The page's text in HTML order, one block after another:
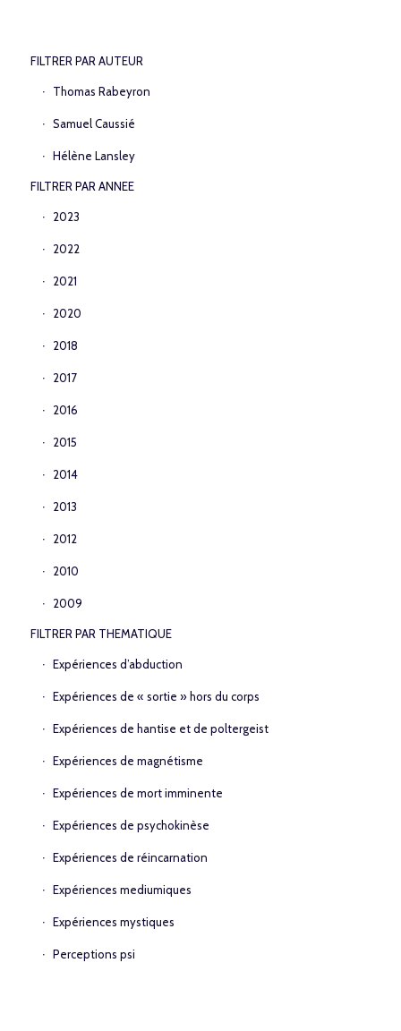
FILTRER PAR AUTEUR
Thomas Rabeyron
Samuel Caussié
Hélène Lansley
FILTRER PAR ANNEE
2023
2022
2021
2020
2018
2017
2016
2015
2014
2013
2012
2010
2009
FILTRER PAR THEMATIQUE
Expériences d’abduction
Expériences de « sortie » hors du corps
Expériences de hantise et de poltergeist
Expériences de magnétisme
Expériences de mort imminente
Expériences de psychokinèse
Expériences de réincarnation
Expériences mediumiques
Expériences mystiques
Perceptions psi